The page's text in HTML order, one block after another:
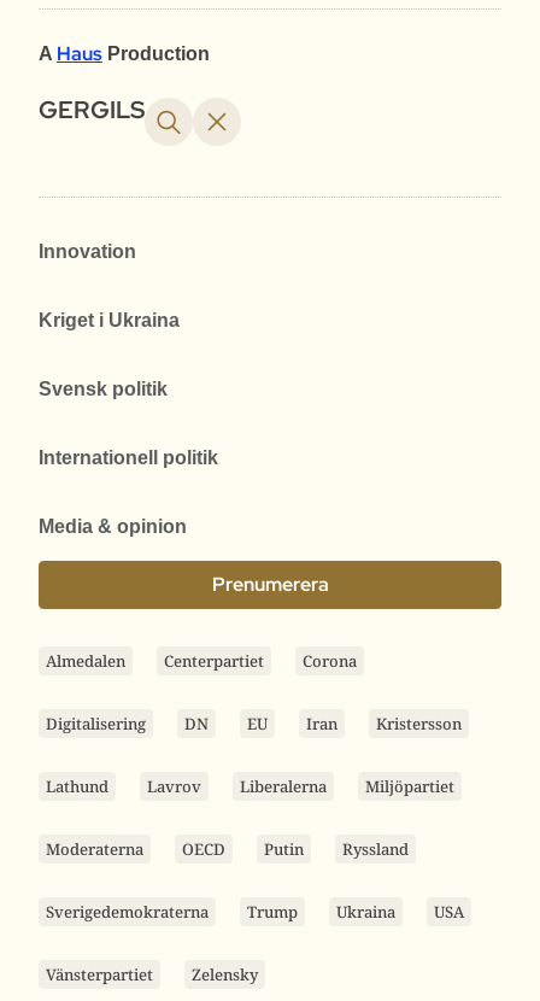
A Haus Production
GERGILS
Innovation
Kriget i Ukraina
Svensk politik
Internationell politik
Media & opinion
Prenumerera
Almedalen Centerpartiet Corona
Digitalisering DN EU Iran Kristersson
Lathund Lavrov Liberalerna Miljöpartiet
Moderaterna OECD Putin Ryssland
Sverigedemokraterna Trump Ukraina USA
Vänsterpartiet Zelensky